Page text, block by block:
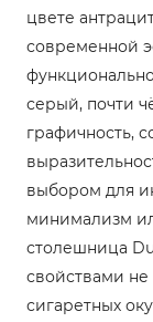
цвете
современной
серый, почти
графичность,
выбором для
минимализм
столешница
свойствами
сигаретных